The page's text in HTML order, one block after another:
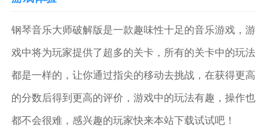
钢琴音乐大师破解版是一款趣味性十足的音乐游戏，游
戏中将为玩家提供了超多的关卡，所有的关卡中的玩法
都是一样的，让你通过指尖的移动去挑战，在获得更高
的分数后得到更高的评价，游戏中的玩法有趣，操作也
都不会很难，感兴趣的玩家快来本站下载试试吧！